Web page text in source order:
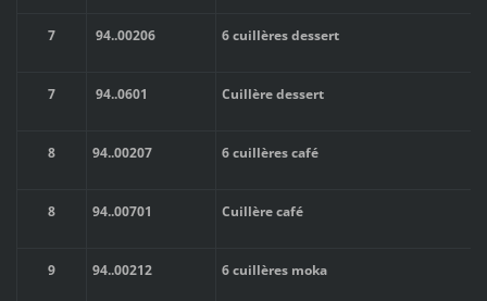
7 94..00206 6 cuillères dessert
7 94..0601 Cuillère dessert
8 94..00207 6 cuillères café
8 94..00701 Cuillère café
9 94..00212 6 cuillères moka